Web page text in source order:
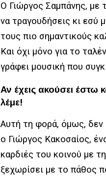
Ο Γιώργος Σαμπάνης, με
να τραγουδήσεις κι εσύ
τους πιο σημαντικούς
Και όχι μόνο για το
γράφει μουσική που
Αν έχεις ακούσει έστω
λέμε!
Αυτή τη φορά, όμως, δεν
ο Γιώργος Κακοσαίος,
καρδιές του κοινού με
ξεχωρίσει με το πάθος